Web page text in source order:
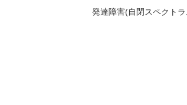
発達障害(自閉スペクト